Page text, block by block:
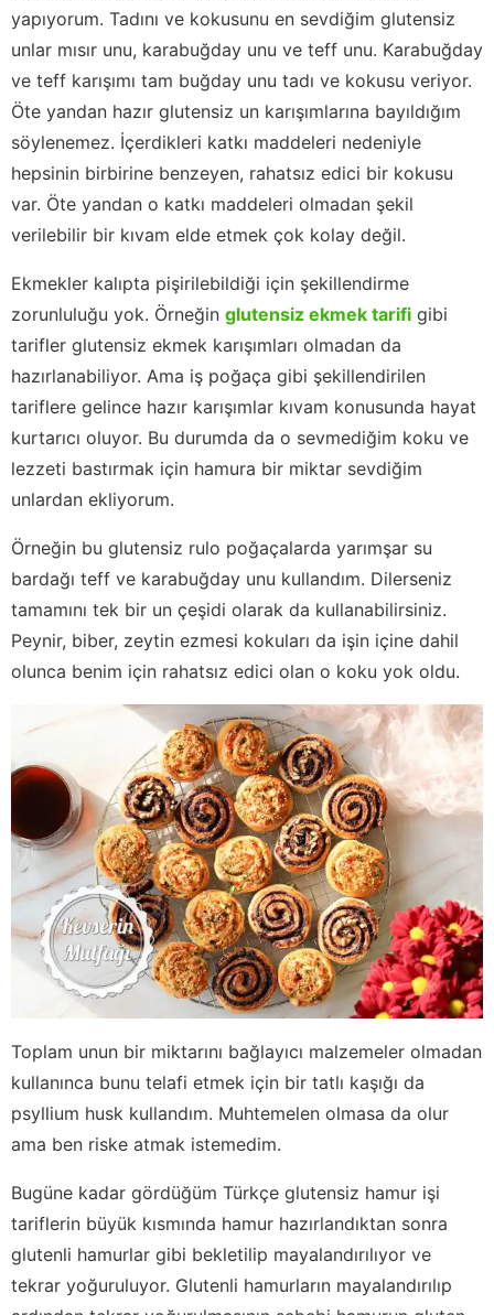
yapıyorum. Tadını ve kokusunu en sevdiğim glutensiz
unlar mısır unu, karabuğday unu ve teff unu. Karabuğday
ve teff karışımı tam buğday unu tadı ve kokusu veriyor.
Öte yandan hazır glutensiz un karışımlarına bayıldığım
söylenemez. İçerdikleri katkı maddeleri nedeniyle
hepsinin birbirine benzeyen, rahatsız edici bir kokusu
var. Öte yandan o katkı maddeleri olmadan şekil
verilebilir bir kıvam elde etmek çok kolay değil.
Ekmekler kalıpta pişirilebildiği için şekillendirme
zorunluluğu yok. Örneğin glutensiz ekmek tarifi gibi
tarifler glutensiz ekmek karışımları olmadan da
hazırlanabiliyor. Ama iş poğaça gibi şekillendirilen
tariflere gelince hazır karışımlar kıvam konusunda hayat
kurtarıcı oluyor. Bu durumda da o sevmediğim koku ve
lezzeti bastırmak için hamura bir miktar sevdiğim
unlardan ekliyorum.
Örneğin bu glutensiz rulo poğaçalarda yarımşar su
bardağı teff ve karabuğday unu kullandım. Dilerseniz
tamamını tek bir un çeşidi olarak da kullanabilirsiniz.
Peynir, biber, zeytin ezmesi kokuları da işin içine dahil
olunca benim için rahatsız edici olan o koku yok oldu.
Toplam unun bir miktarını bağlayıcı malzemeler olmadan
kullanınca bunu telafi etmek için bir tatlı kaşığı da
psyllium husk kullandım. Muhtemelen olmasa da olur
ama ben riske atmak istemedim.
Bugüne kadar gördüğüm Türkçe glutensiz hamur işi
tariflerin büyük kısmında hamur hazırlandıktan sonra
glutenli hamurlar gibi bekletilip mayalandırılıyor ve
tekrar yoğuruluyor. Glutenli hamurların mayalandırılıp